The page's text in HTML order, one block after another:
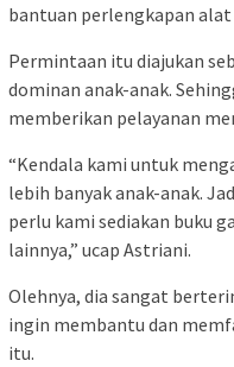
bantuan perlengkapan
Permintaan itu diajukan
dominan anak-anak.
memberikan pelayanan
“Kendala kami untuk
lebih banyak anak-anak.
perlu kami sediakan buku
lainnya,” ucap Astriani.
Olehnya, dia sangat
ingin membantu dan
itu.